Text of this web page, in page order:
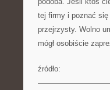
tej firmy i poznać się
przejrzysty. Wolno
mógł osobiście
źródło: